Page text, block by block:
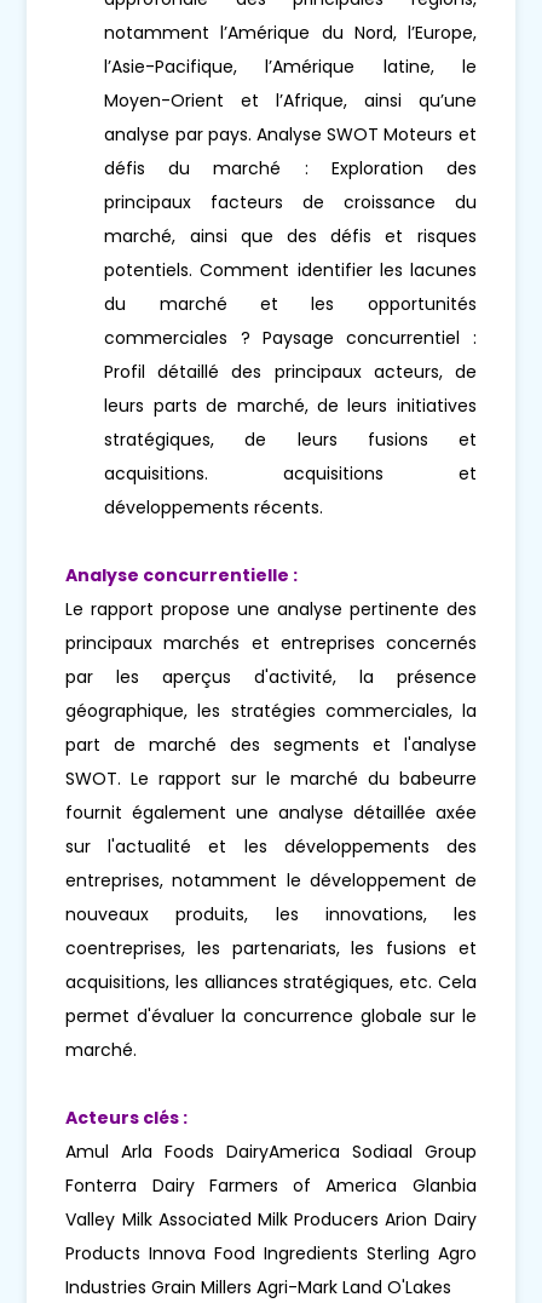
notamment l’Amérique du Nord, l’Europe,
l’Asie-Pacifique, l’Amérique latine, le
Moyen-Orient et l’Afrique, ainsi qu’une
analyse par pays. Analyse SWOT Moteurs et
défis du marché : Exploration des
principaux facteurs de croissance du
marché, ainsi que des défis et risques
potentiels. Comment identifier les lacunes
du marché et les opportunités
commerciales ? Paysage concurrentiel :
Profil détaillé des principaux acteurs, de
leurs parts de marché, de leurs initiatives
stratégiques, de leurs fusions et
acquisitions. acquisitions et
développements récents.
Analyse concurrentielle :
Le rapport propose une analyse pertinente des
principaux marchés et entreprises concernés
par les aperçus d'activité, la présence
géographique, les stratégies commerciales, la
part de marché des segments et l'analyse
SWOT. Le rapport sur le marché du babeurre
fournit également une analyse détaillée axée
sur l'actualité et les développements des
entreprises, notamment le développement de
nouveaux produits, les innovations, les
coentreprises, les partenariats, les fusions et
acquisitions, les alliances stratégiques, etc. Cela
permet d'évaluer la concurrence globale sur le
marché.
Acteurs clés :
Amul Arla Foods DairyAmerica Sodiaal Group
Fonterra Dairy Farmers of America Glanbia
Valley Milk Associated Milk Producers Arion Dairy
Products Innova Food Ingredients Sterling Agro
Industries Grain Millers Agri-Mark Land O'Lakes